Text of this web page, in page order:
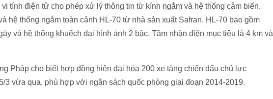
tính điện tử cho phép xử lý thông tin từ kính ngắm và hệ thống cảm biến.
hệ thống ngắm toàn cảnh HL-70 từ nhà sản xuất Safran. HL-70 bao gồm
và hệ thống khuếch đại hình ảnh 2 bậc. Tầm nhận diện mục tiêu là 4 km và
Pháp cho biết hợp đồng hiện đại hóa 200 xe tăng chiến đấu chủ lực
3 vừa qua, phù hợp với ngân sách quốc phòng giai đoạn 2014-2019.